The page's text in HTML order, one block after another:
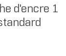
d'encre 1